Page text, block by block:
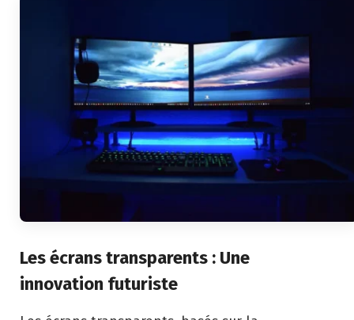
Les écrans transparents : Une
innovation futuriste